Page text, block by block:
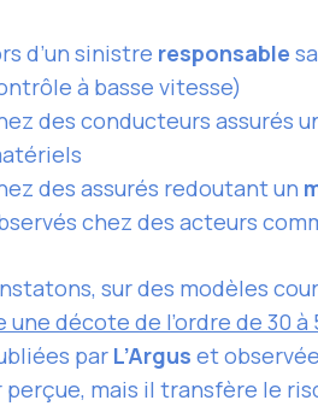
d’un sinistre responsable
à basse vitesse)
des conducteurs assurés
des assurés redoutant un
chez des acteurs
sur des modèles
une décote de l’ordre de 30
par L’Argus et
perçue, mais il transfère le